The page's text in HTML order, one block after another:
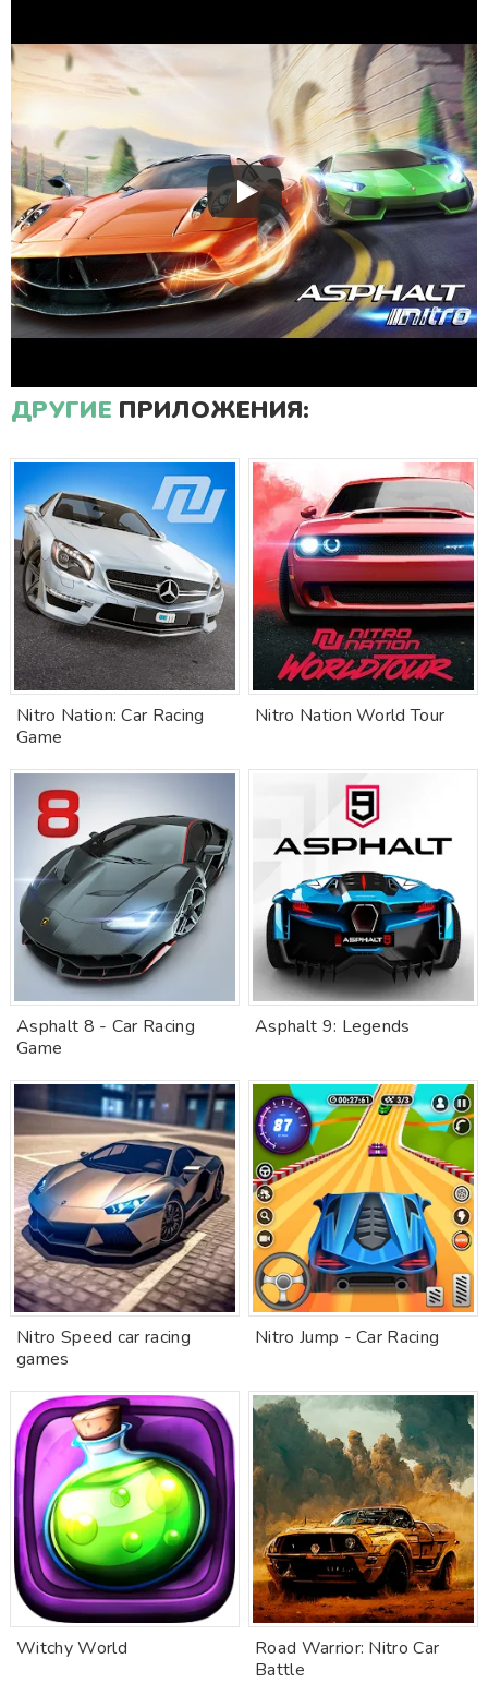
ДРУГИЕ ПРИЛОЖЕНИЯ:
Nitro Nation: Car Racing
Game
Nitro Nation World Tour
Asphalt 8 - Car Racing
Game
Asphalt 9: Legends
Nitro Speed car racing
games
Nitro Jump - Car Racing
Witchy World
Road Warrior: Nitro Car
Battle